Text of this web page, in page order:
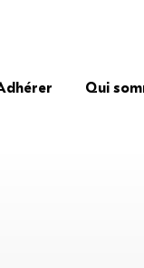
Qui